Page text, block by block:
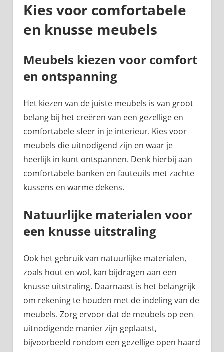
Kies voor comfortabele
en knusse meubels
Meubels kiezen voor comfort
en ontspanning
Het kiezen van de juiste meubels is van groot
belang bij het creëren van een gezellige en
comfortabele sfeer in je interieur. Kies voor
meubels die uitnodigend zijn en waar je
heerlijk in kunt ontspannen. Denk hierbij aan
comfortabele banken en fauteuils met zachte
kussens en warme dekens.
Natuurlijke materialen voor
een knusse uitstraling
Ook het gebruik van natuurlijke materialen,
zoals hout en wol, kan bijdragen aan een
knusse uitstraling. Daarnaast is het belangrijk
om rekening te houden met de indeling van de
meubels. Zorg ervoor dat de meubels op een
uitnodigende manier zijn geplaatst,
bijvoorbeeld rondom een gezellige open haard